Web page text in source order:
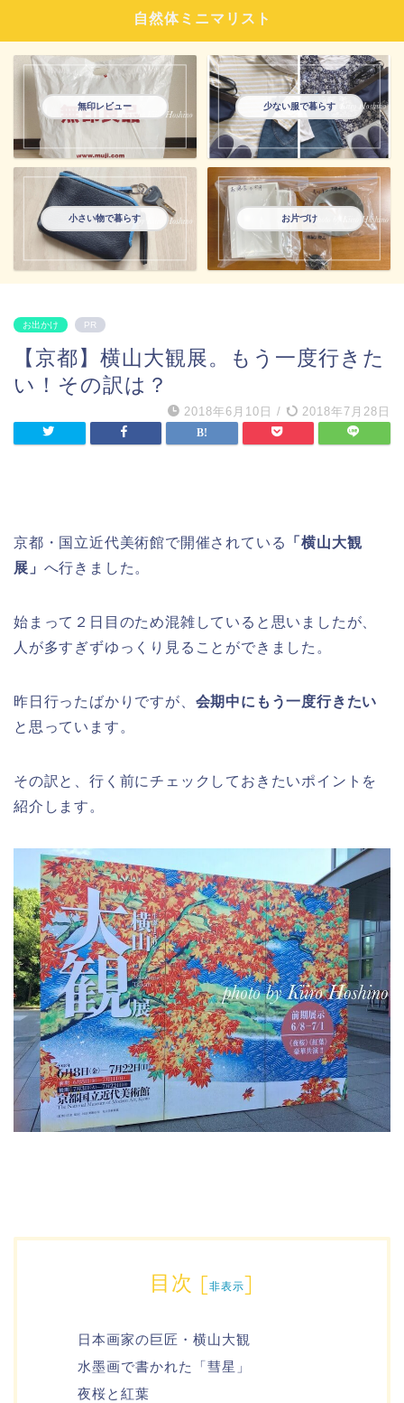
自然体ミニマリスト
無印レビュー 少ない服で暮らす
小さい物で暮らす お片づけ
お出かけ PR
【京都】横山大観展。もう一度行きた
い！その訳は？
2018年6月10日 / 2018年7月28日
京都・国立近代美術館で開催されている
「横山大観
展」 へ行きました。
始まって２日目のため混雑していると思いましたが、
人が多すぎずゆっくり見ることができました。
昨日行ったばかりですが、 会期中にもう一度行きたい
と思っています。
その訳と、行く前にチェックしておきたいポイントを
紹介します。
目次 [非表示]
日本画家の巨匠・横山大観
水墨画で書かれた「彗星」
夜桜と紅葉